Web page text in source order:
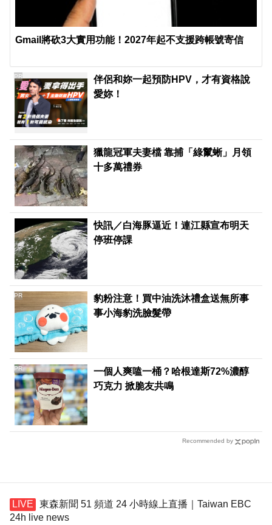
Gmail將砍3大實用功能！2027年起不支援跨帳號寄信
伴侶和妳一起預防HPV，才有資格說
愛妳！
PR
獵龍冠軍夫妻檔 靠捕「綠鬣蜥」月領
十多萬禮券
快訊／白海豚逼近！連江縣宣布明天
停班停課
豹粉注意！買中油洗沐禮盒送無所事
事小海豹洗臉髮帶
PR
一個人爽嗑一桶？哈根達斯72%濃醇
巧克力 掀脆友共鳴
PR
Recommended by
東森新聞 51 頻道 24 小時線上直播｜Taiwan EBC
24h live news